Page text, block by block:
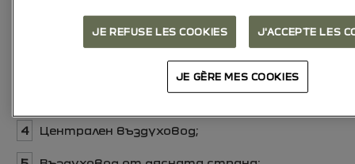
Въздуховод от лявата страна;
Страничен отвор за обдухване;
4 Централен въздуховод;
JE REFUSE LES COOKIES J'ACCEPTE LES
JE GÈRE MES COOKIES